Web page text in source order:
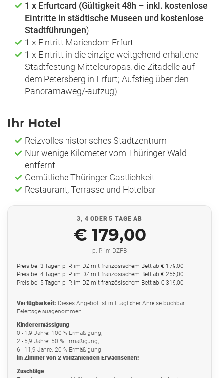
1 x Erfurtcard (Gültigkeit 48h – inkl. kostenlose
Eintritte in städtische Museen und kostenlose
Stadtführungen)
1 x Eintritt Mariendom Erfurt
1 x Eintritt in die einzige weitgehend erhaltene
Stadtfestung Mitteleuropas, die Zitadelle auf
dem Petersberg in Erfurt; Aufstieg über den
Panoramaweg/-aufzug)
Ihr Hotel
Reizvolles historisches Stadtzentrum
Nur wenige Kilometer vom Thüringer Wald
entfernt
Gemütliche Thüringer Gastlichkeit
Restaurant, Terrasse und Hotelbar
3, 4 ODER 5 TAGE AB
€ 179,00
p. P. im DZFB
Preis bei 3 Tagen p. P. im DZ mit französischem Bett ab € 179,00
Preis bei 4 Tagen p. P. im DZ mit französischem Bett ab € 255,00
Preis bei 5 Tagen p. P. im DZ mit französischem Bett ab € 319,00
Verfügbarkeit: Dieses Angebot ist mit täglicher Anreise buchbar.
Feiertage ausgenommen.
Kinderermässigung
0 - 1,9 Jahre: 100 % Ermäßigung,
2 - 5,9 Jahre: 50 % Ermäßigung,
6 - 11,9 Jahre: 20 % Ermäßigung
im Zimmer von 2 vollzahlenden Erwachsenen!
Zuschläge